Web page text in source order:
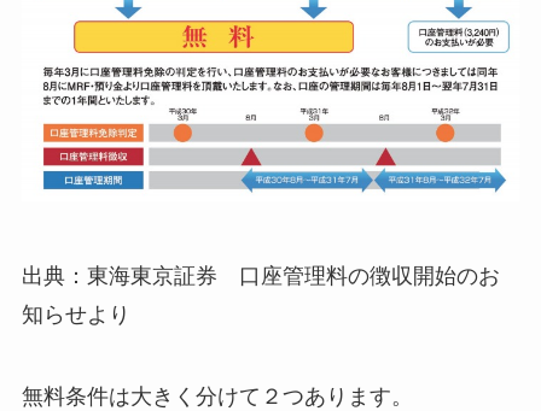
出典：東海東京証券 口座管理料の徴収開始のお
知らせより
無料条件は大きく分けて２つあります。